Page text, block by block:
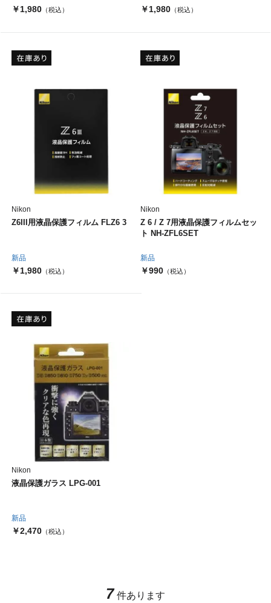
￥1,980 （税込） ￥1,980（税込）
新品
Nikon
Z6III用液晶保護フィルム FLZ6 3
￥1,980 （税込）
新品
Nikon
Z 6 / Z 7用液晶保護フィルムセッ
ト NH-ZFL6SET
￥990（税込）
新品
Nikon
液晶保護ガラス LPG-001
￥2,470 （税込）
7 件あります